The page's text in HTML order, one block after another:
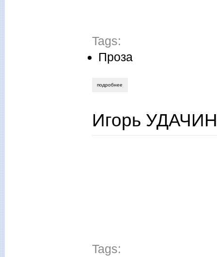
Tags:
Проза
подробнее
Игорь
Tags: